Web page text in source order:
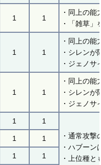
1 1
・同上の能
・「雑草
1 1
・同上の能
・シレン
・ジェノ
1 1
・同上の能
・シレン
・ジェノ
1
1
・通常攻撃
・ハブー
・上位種と
1 1
1 1